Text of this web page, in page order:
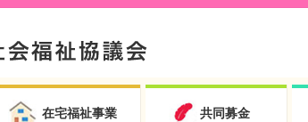
在宅福祉事業 共同募金